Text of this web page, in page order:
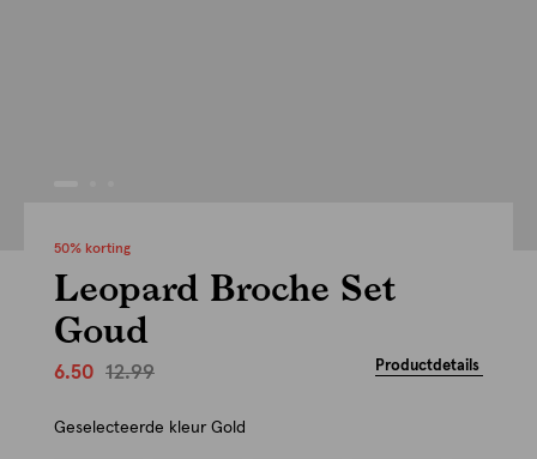
50% korting
Leopard Broche Set
Goud
6.50 12.99 Productdetails
Geselecteerde kleur Gold